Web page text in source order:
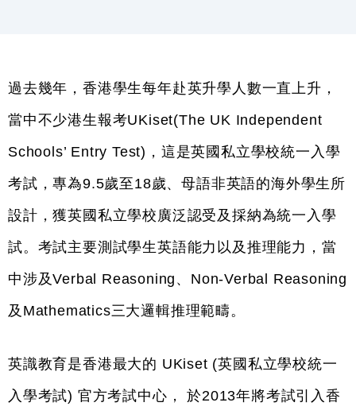
過去幾年，香港學生每年赴英升學人數一直上升，
當中不少港生報考UKiset(The UK Independent
Schools’ Entry Test)，這是英國私立學校統一入學
考試，專為9.5歲至18歲、母語非英語的海外學生所
設計，獲英國私立學校廣泛認受及採納為統一入學
試。考試主要測試學生英語能力以及推理能力，當
中涉及Verbal Reasoning、Non-Verbal Reasoning
及Mathematics三大邏輯推理範疇。
英識教育是香港最大的 UKiset (英國私立學校統一
入學考試) 官方考試中心， 於2013年將考試引入香